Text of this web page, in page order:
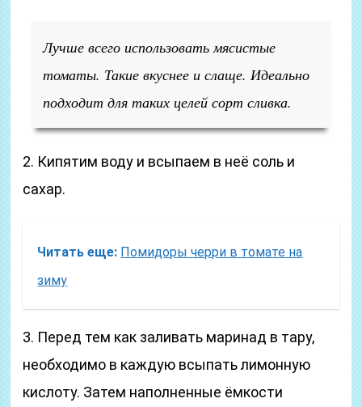
Лучше всего использовать мясистые
томаты. Такие вкуснее и слаще. Идеально
подходит для таких целей сорт сливка.
2. Кипятим воду и всыпаем в неё соль и
сахар.
Читать еще: Помидоры черри в томате на
зиму
3. Перед тем как заливать маринад в тару,
необходимо в каждую всыпать лимонную
кислоту. Затем наполненные ёмкости